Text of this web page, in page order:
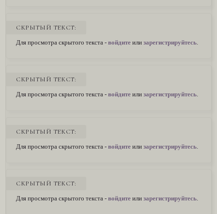
СКРЫТЫЙ ТЕКСТ:
Для просмотра скрытого текста - войдите или зарегистрируйтесь
СКРЫТЫЙ ТЕКСТ:
Для просмотра скрытого текста - войдите или зарегистрируйтесь.
СКРЫТЫЙ ТЕКСТ:
Для просмотра скрытого текста - войдите или зарегистрируйтесь.
СКРЫТЫЙ ТЕКСТ:
Для просмотра скрытого текста - войдите или зарегистрируйтесь.